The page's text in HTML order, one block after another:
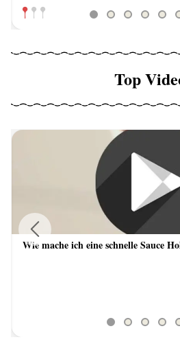
Top
Wie mache ich eine schnelle Sauce
Previous